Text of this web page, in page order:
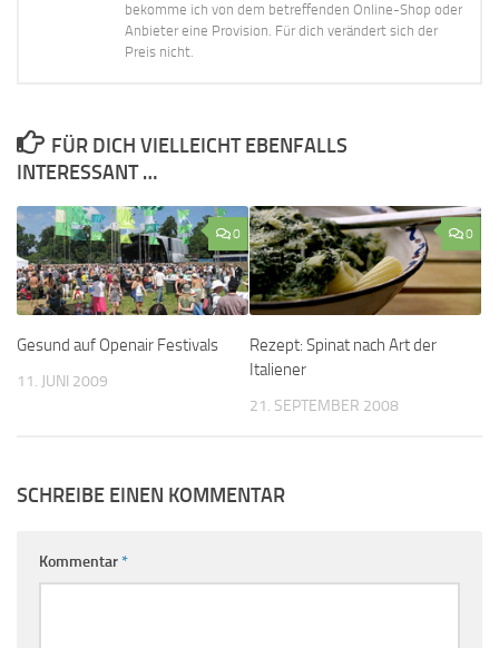
bekomme ich von dem betreffenden Online-Shop oder
Anbieter eine Provision. Für dich verändert sich der
Preis nicht.
FÜR DICH VIELLEICHT EBENFALLS
INTERESSANT …
0
Gesund auf Openair Festivals
11. JUNI 2009
0
Rezept: Spinat nach Art der
Italiener
21. SEPTEMBER 2008
SCHREIBE EINEN KOMMENTAR
Kommentar*